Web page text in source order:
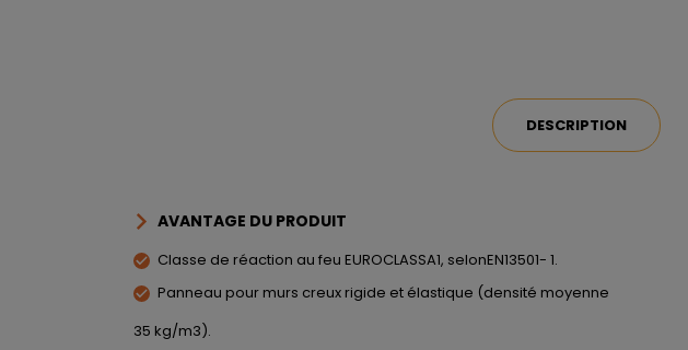
DESCRIPTION
AVANTAGE DU PRODUIT
Classe de réaction au feu EUROCLASSA1, selonEN13501- 1.
Panneau pour murs creux rigide et élastique (densité moyenne
35 kg/m3).